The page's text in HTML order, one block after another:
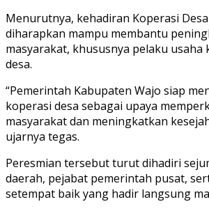
Menurutnya, kehadiran Koperasi
diharapkan mampu membantu
masyarakat, khususnya pelaku usaha
desa.
“Pemerintah Kabupaten Wajo siap
koperasi desa sebagai upaya
masyarakat dan meningkatkan
ujarnya tegas.
Peresmian tersebut turut dihadiri
daerah, pejabat pemerintah pusat,
setempat baik yang hadir langsung